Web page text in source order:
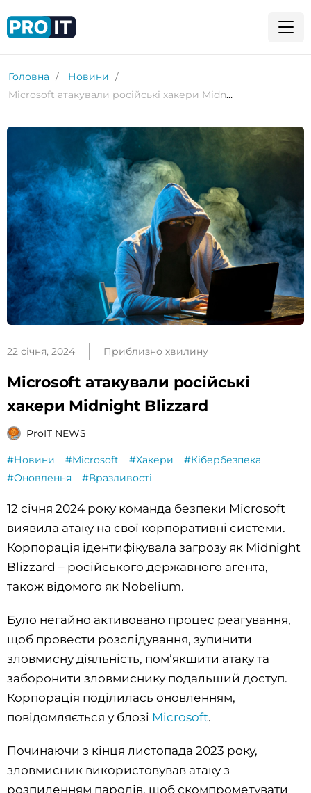
Головна
Новини
Microsoft атакували російські хакери Midnight Blizzard
22 січня, 2024 Приблизно хвилину
Microsoft атакували російські
хакери Midnight Blizzard
ProIT NEWS
#Новини #Microsoft #Хакери
#Кібербезпека
#Оновлення
#Вразливості
12 січня 2024 року команда безпеки Microsoft
виявила атаку на свої корпоративні системи.
Корпорація ідентифікувала загрозу як Midnight
Blizzard – російського державного агента,
також відомого як Nobelium.
Було негайно активовано процес реагування,
щоб провести розслідування, зупинити
зловмисну діяльність, пом’якшити атаку та
заборонити зловмиснику подальший доступ.
Корпорація поділилась оновленням,
повідомляється у блозі Microsoft.
Починаючи з кінця листопада 2023 року,
зловмисник використовував атаку з
розпиленням паролів, щоб скомпрометувати